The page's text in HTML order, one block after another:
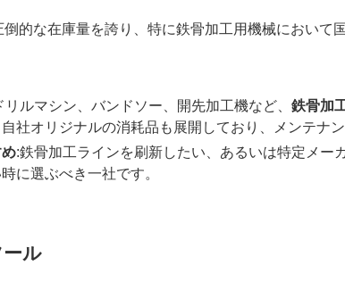
的な在庫量を誇り、特に鉄骨加工用機械において
リルマシン、バンドソー、開先加工機など、 鉄骨加
社オリジナルの消耗品も展開しており、メンテナ
:鉄骨加工ラインを刷新したい、あるいは特定メー
に選ぶべき一社です。
ル